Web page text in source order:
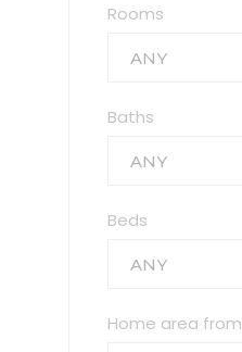
Rooms
ANY
Baths
ANY
Beds
ANY
Home area from